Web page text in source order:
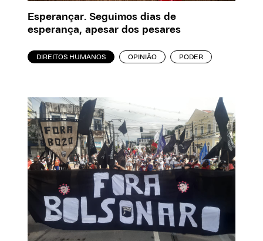
Esperançar. Seguimos dias de
esperança, apesar dos pesares
DIREITOS HUMANOS OPINIÃO PODER